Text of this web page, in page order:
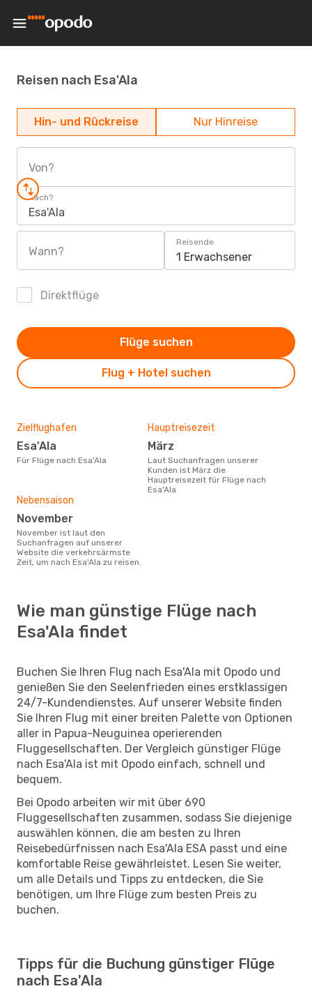
Reisen nach Esa'Ala
Hin- und Rückreise Nur Hinreise
Von?
Nach?
Esa'Ala
Wann?
Reisende
1 Erwachsener
Direktflüge
Flug + Hotel suchen
Flüge suchen
Zielflughafen
Esa'Ala
Für Flüge nach Esa'Ala
Hauptreisezeit
März
Laut Suchanfragen unserer
Kunden ist März die
Hauptreisezeit für Flüge nach
Esa'Ala
Nebensaison
November
November ist laut den
Suchanfragen auf unserer
Website die verkehrsärmste
Zeit, um nach Esa'Ala zu reisen.
Wie man günstige Flüge nach
Esa'Ala findet
Buchen Sie Ihren Flug nach Esa'Ala mit Opodo und
genießen Sie den Seelenfrieden eines erstklassigen
24/7-Kundendienstes. Auf unserer Website finden
Sie Ihren Flug mit einer breiten Palette von Optionen
aller in Papua-Neuguinea operierenden
Fluggesellschaften. Der Vergleich günstiger Flüge
nach Esa'Ala ist mit Opodo einfach, schnell und
bequem.
Bei Opodo arbeiten wir mit über 690
Fluggesellschaften zusammen, sodass Sie diejenige
auswählen können, die am besten zu Ihren
Reisebedürfnissen nach Esa'Ala ESA passt und eine
komfortable Reise gewährleistet. Lesen Sie weiter,
um alle Details und Tipps zu entdecken, die Sie
benötigen, um Ihre Flüge zum besten Preis zu
buchen.
Tipps für die Buchung günstiger Flüge
nach Esa'Ala